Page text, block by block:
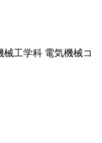
工学科 電気機械コ